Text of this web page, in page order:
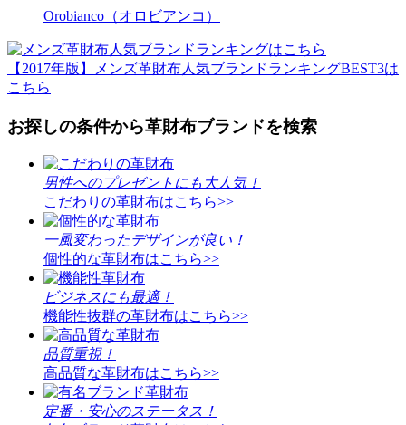
Orobianco（オロビアンコ）
【2017年版】メンズ革財布人気ブランドランキングBEST3は
こちら
お探しの条件から革財布ブランドを検索
男性へのプレゼントにも大人気！
こだわりの革財布はこちら>>
一風変わったデザインが良い！
個性的な革財布はこちら>>
ビジネスにも最適！
機能性抜群の革財布はこちら>>
品質重視！
高品質な革財布はこちら>>
定番・安心のステータス！